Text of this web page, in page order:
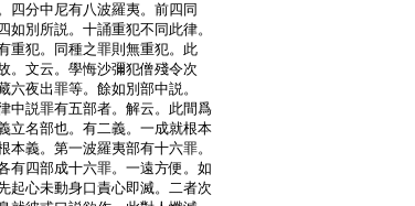
四分中尼有八波羅夷。前四同
如別所説。十誦重犯不同此律。
重犯。同種之罪則無重犯。此
。文云。學悔沙彌犯僧殘令次
六夜出罪等。餘如別部中説。
中説罪有五部者。解云。此間爲
立名部也。有二義。一成就根本
本義。第一波羅夷部有十六罪。
有四部成十六罪。一遠方便。如
起心未動身口責心即滅。二者次